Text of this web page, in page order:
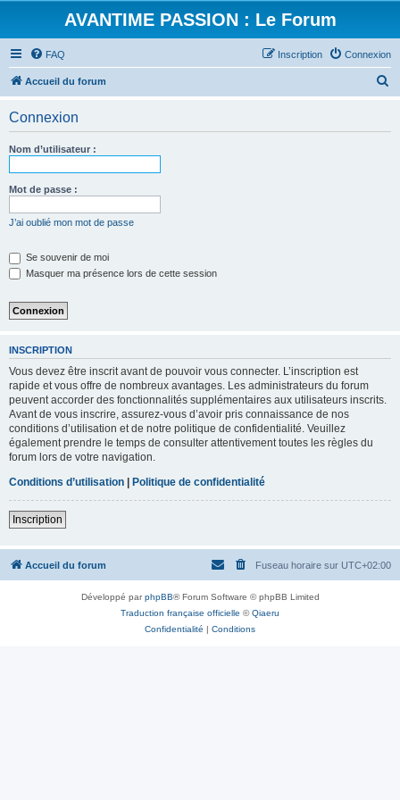
AVANTIME PASSION : Le Forum
FAQ Connexion
Inscription
Accueil du forum
Connexion
Nom d’utilisateur :
Mot de passe :
J’ai oublié mon mot de passe
Se souvenir de moi
Masquer ma présence lors de cette session
INSCRIPTION
Vous devez être inscrit avant de pouvoir vous connecter. L’inscription est
rapide et vous offre de nombreux avantages. Les administrateurs du forum
peuvent accorder des fonctionnalités supplémentaires aux utilisateurs inscrits.
Avant de vous inscrire, assurez-vous d’avoir pris connaissance de nos
conditions d’utilisation et de notre politique de confidentialité. Veuillez
également prendre le temps de consulter attentivement toutes les règles du
forum lors de votre navigation.
Conditions d’utilisation | Politique de confidentialité
Inscription
Accueil du forum Fuseau horaire sur UTC+02:00
Développé parphpBB® Forum Software © phpBB Limited
Traduction française officielle ©Qiaeru
Confidentialité | Conditions